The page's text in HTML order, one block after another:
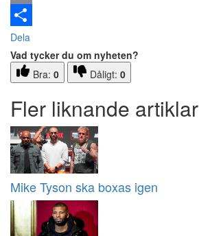
Email
Dela
Vad tycker du om nyheten?
Bra: 0 Dåligt: 0
Fler liknande artiklar
Mike Tyson ska boxas igen